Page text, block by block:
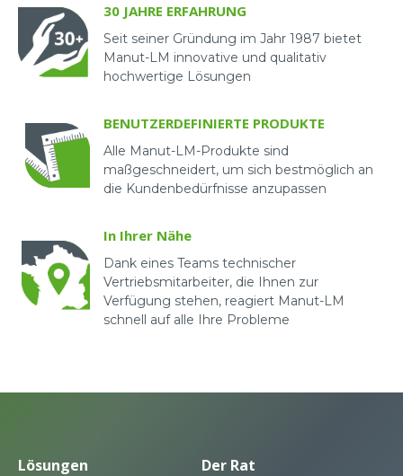
30 JAHRE ERFAHRUNG
Seit seiner Gründung im Jahr 1987 bietet
Manut-LM innovative und qualitativ
hochwertige Lösungen
BENUTZERDEFINIERTE PRODUKTE
Alle Manut-LM-Produkte sind
maßgeschneidert, um sich bestmöglich an
die Kundenbedürfnisse anzupassen
In Ihrer Nähe
Dank eines Teams technischer
Vertriebsmitarbeiter, die Ihnen zur
Verfügung stehen, reagiert Manut-LM
schnell auf alle Ihre Probleme
Lösungen
Der Rat